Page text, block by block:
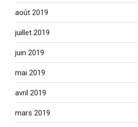
août 2019
juillet 2019
juin 2019
mai 2019
avril 2019
mars 2019